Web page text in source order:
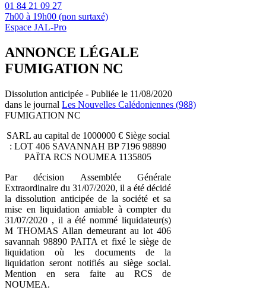
01 84 21 09 27
7h00 à 19h00 (non surtaxé)
Espace JAL-Pro
ANNONCE LÉGALE
FUMIGATION NC
Dissolution anticipée - Publiée le 11/08/2020
dans le journal Les Nouvelles Calédoniennes (988)
FUMIGATION NC
SARL au capital de 1000000 € Siège social
: LOT 406 SAVANNAH BP 7196 98890
PAÏTA RCS NOUMEA 1135805
Par décision Assemblée Générale
Extraordinaire du 31/07/2020, il a été décidé
la dissolution anticipée de la société et sa
mise en liquidation amiable à compter du
31/07/2020 , il a été nommé liquidateur(s)
M THOMAS Allan demeurant au lot 406
savannah 98890 PAITA et fixé le siège de
liquidation où les documents de la
liquidation seront notifiés au siège social.
Mention en sera faite au RCS de
NOUMEA.